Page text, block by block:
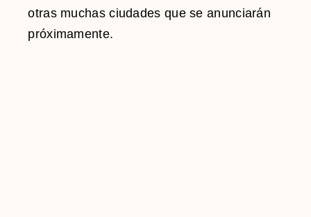
otras muchas ciudades que se anunciarán
próximamente.